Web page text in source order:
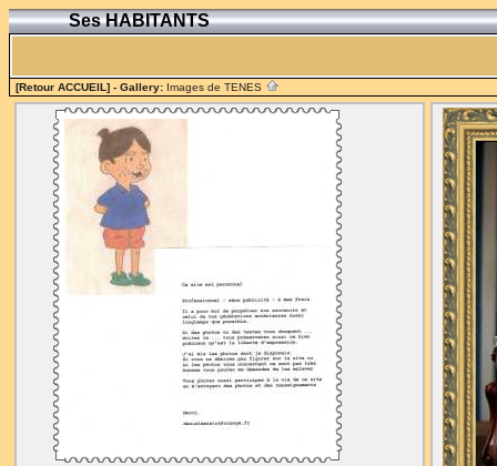
Ses HABITANTS
[Retour ACCUEIL] - Gallery: Images de TENES